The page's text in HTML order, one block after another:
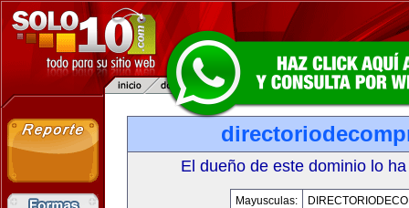
El dueño de este dominio lo
Mayusculas: